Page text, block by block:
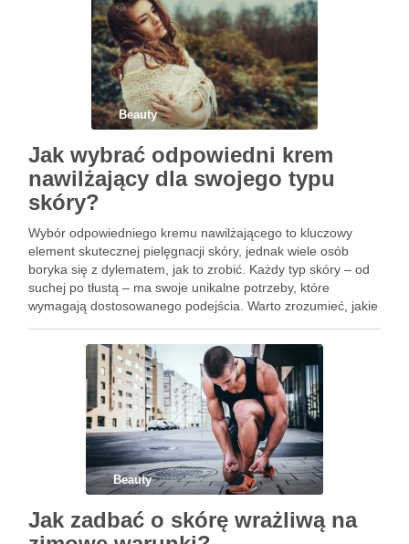
Beauty
Jak wybrać odpowiedni krem
nawilżający dla swojego typu
skóry?
Wybór odpowiedniego kremu nawilżającego to kluczowy
element skutecznej pielęgnacji skóry, jednak wiele osób
boryka się z dylematem, jak to zrobić. Każdy typ skóry – od
suchej po tłustą – ma swoje unikalne potrzeby, które
wymagają dostosowanego podejścia. Warto zrozumieć, jakie
Beauty
Jak zadbać o skórę wrażliwą na